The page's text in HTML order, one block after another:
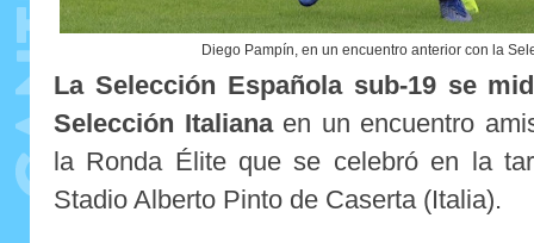
Diego Pampín, en un encuentro anterior con la
La Selección Española sub-19 se
Selección Italianaen un encuentro
la Ronda Élite que se celebró en la
Stadio Alberto Pinto de Caserta (Italia).